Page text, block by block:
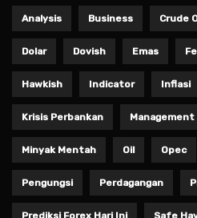
Analysis Business Crude
Dolar Dovish Emas
Hawkish Indicator Inflasi
Krisis Perbankan Management
Minyak Mentah Oil Opec
Pengungsi Perdagangan
Prediksi Forex Hari Ini Safe